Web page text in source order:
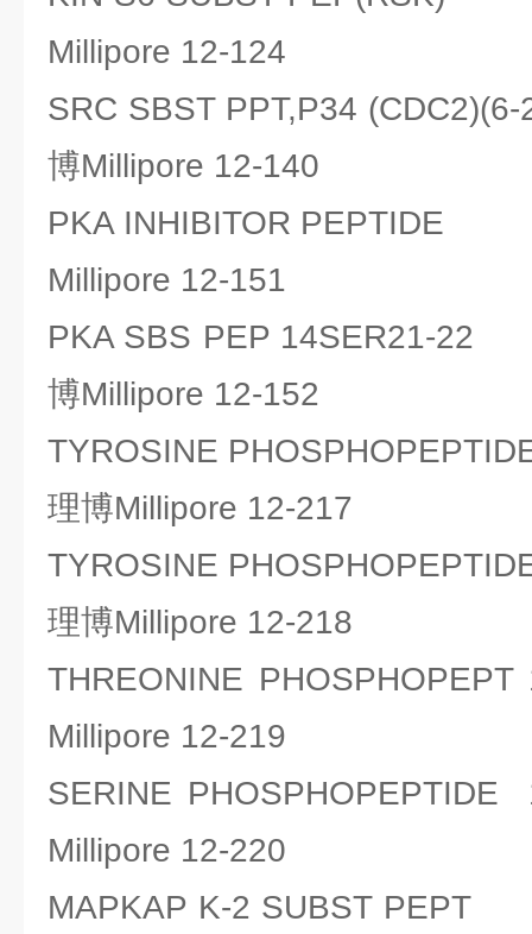
Millipore 12-124
SRC SBST PPT,P34
博Millipore 12-140
PKA INHIBITOR PEPTIDE
Millipore 12-151
PKA SBS PEP 14SER21-
博Millipore 12-152
TYROSINE
理博Millipore 12-217
TYROSINE
理博Millipore 12-218
THREONINE
Millipore 12-219
SERINE
Millipore 12-220
MAPKAP K-2 SUBST PEPT